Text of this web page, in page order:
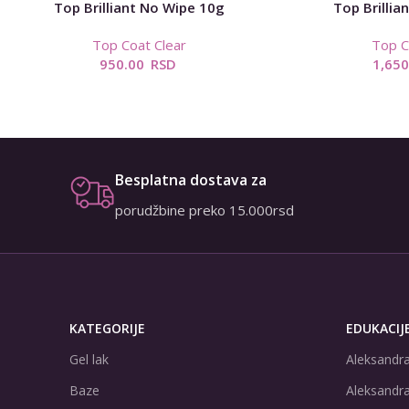
Top Brilliant No Wipe 10g
Top Coat Clear
950.00 RSD
Top
Top
Besplatna dostava za
porudžbine preko 15.000rsd
KATEGORIJE
Gel lak
Baze